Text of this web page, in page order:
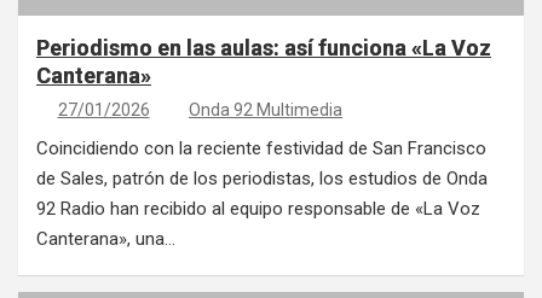
Periodismo en las aulas: así funciona «La Voz
Canterana»
27/01/2026 Onda 92 Multimedia
Coincidiendo con la reciente festividad de San Francisco
de Sales, patrón de los periodistas, los estudios de Onda
92 Radio han recibido al equipo responsable de «La Voz
Canterana», una…